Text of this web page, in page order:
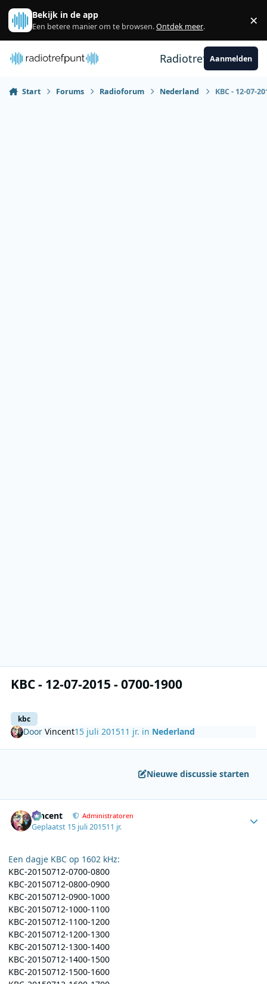
Spring naar bijdragen
Bekijk in de app
Een betere manier om te browsen.Ontdek meer. ×
RadiotrefpuntAanmelden
Start Forums Radioforum Nederland KBC - 12-07-
KBC - 12-07-2015 - 0700-1900
kbc
DoorVincent15 juli 201511 jr. in Nederland
Nieuwe discussie starten
Vincent Administratoren
Geplaatst 15 juli 201511 jr.
Een dagje KBC op 1602 kHz:
KBC-20150712-0700-0800
KBC-20150712-0800-0900
KBC-20150712-0900-1000
KBC-20150712-1000-1100
KBC-20150712-1100-1200
KBC-20150712-1200-1300
KBC-20150712-1300-1400
KBC-20150712-1400-1500
KBC-20150712-1500-1600